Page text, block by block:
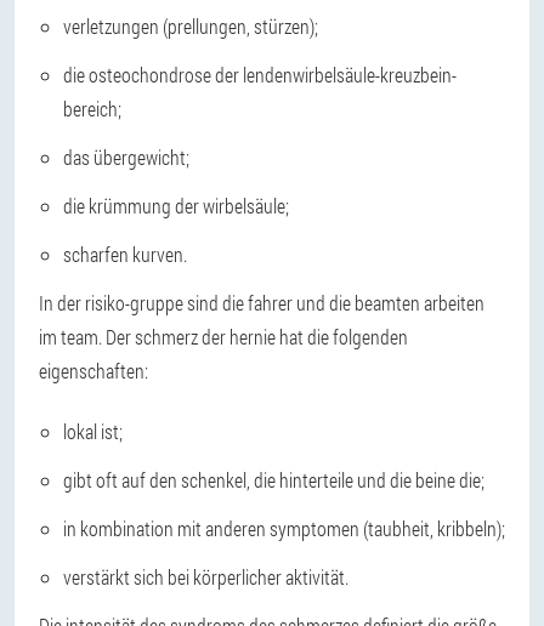
verletzungen (prellungen, stürzen);
die osteochondrose der lendenwirbelsäule-kreuzbein-
bereich;
das übergewicht;
die krümmung der wirbelsäule;
scharfen kurven.
In der risiko-gruppe sind die fahrer und die beamten arbeiten
im team. Der schmerz der hernie hat die folgenden
eigenschaften:
lokal ist;
gibt oft auf den schenkel, die hinterteile und die beine die;
in kombination mit anderen symptomen (taubheit, kribbeln);
verstärkt sich bei körperlicher aktivität.